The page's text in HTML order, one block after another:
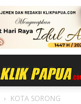
KOTA SORONG